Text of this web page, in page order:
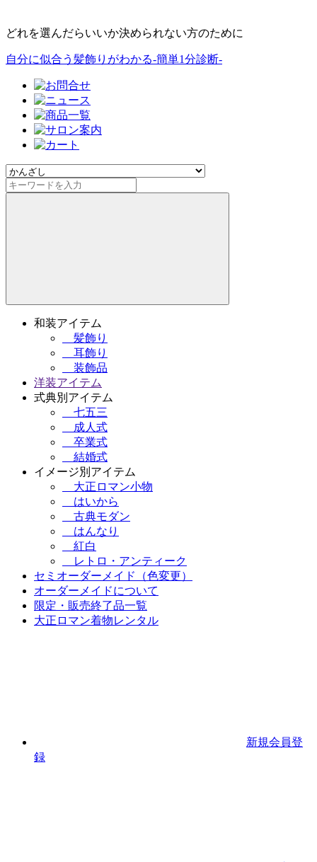
どれを選んだらいいか決められない方のために
自分に似合う髪飾りがわかる-簡単1分診断-
和装アイテム
髪飾り
耳飾り
装飾品
洋装アイテム
式典別アイテム
七五三
成人式
卒業式
結婚式
イメージ別アイテム
大正ロマン小物
はいから
古典モダン
はんなり
紅白
レトロ・アンティーク
セミオーダーメイド（色変更）
オーダーメイドについて
限定・販売終了品一覧
大正ロマン着物レンタル
新規会員登
録